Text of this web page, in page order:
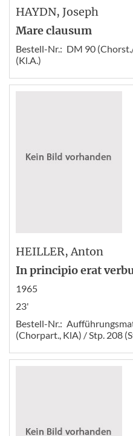
HAYDN, Joseph
Mare clausum
Bestell-Nr.: DM 90
(Kl.A.)
HEILLER, Anton
In principio erat
1965
23'
Bestell-Nr.:
(Chorpart., KlA) / Stp. 208